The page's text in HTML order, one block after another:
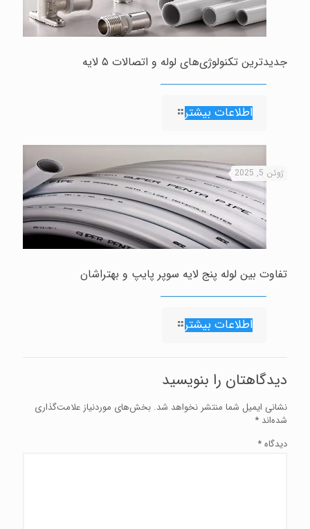
جدیدترین تکنولوژی‌های لوله و اتصالات ۵ لایه
اطلاعات بیشتر
ژوئن 5, 2025
تفاوت بین لوله پنج لایه سوپر پایپ و بهتراشان
اطلاعات بیشتر
دیدگاهتان را بنویسید
نشانی ایمیل شما منتشر نخواهد شد. بخش‌های موردنیاز علامت‌گذاری
شده‌اند *
دیدگاه*